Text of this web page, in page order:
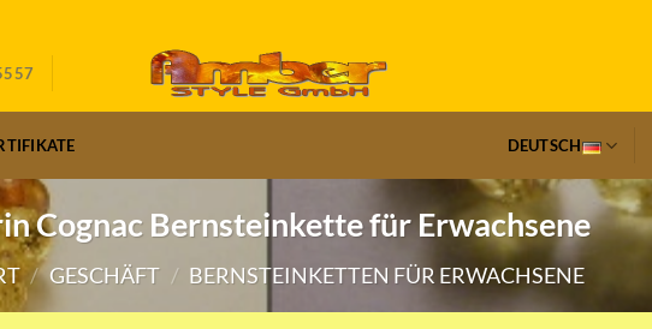
DEUTSCH
Cognac Bernsteinkette für Erwachsene
/ GESCHÄFT / BERNSTEINKETTEN FÜR ERWACHSENE